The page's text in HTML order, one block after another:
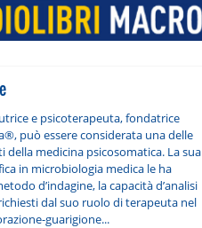
e psicoterapeuta, fondatrice
può essere considerata una delle
della medicina psicosomatica. La sua
in microbiologia medica le ha
d’indagine, la capacità d’analisi
dal suo ruolo di terapeuta nel
guarigione...